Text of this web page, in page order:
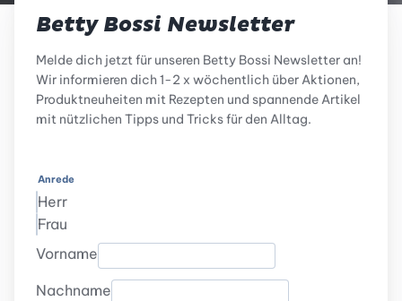
Betty Bossi Newsletter
Melde dich jetzt für unseren Betty Bossi Newsletter an!
Wir informieren dich 1-2 x wöchentlich über Aktionen,
Produktneuheiten mit Rezepten und spannende Artikel
mit nützlichen Tipps und Tricks für den Alltag.
Anrede
Herr
Frau
Vorname
Nachname